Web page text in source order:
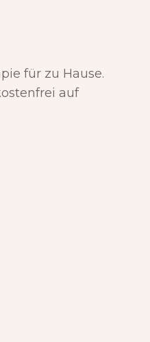
für zu Hause.
auf